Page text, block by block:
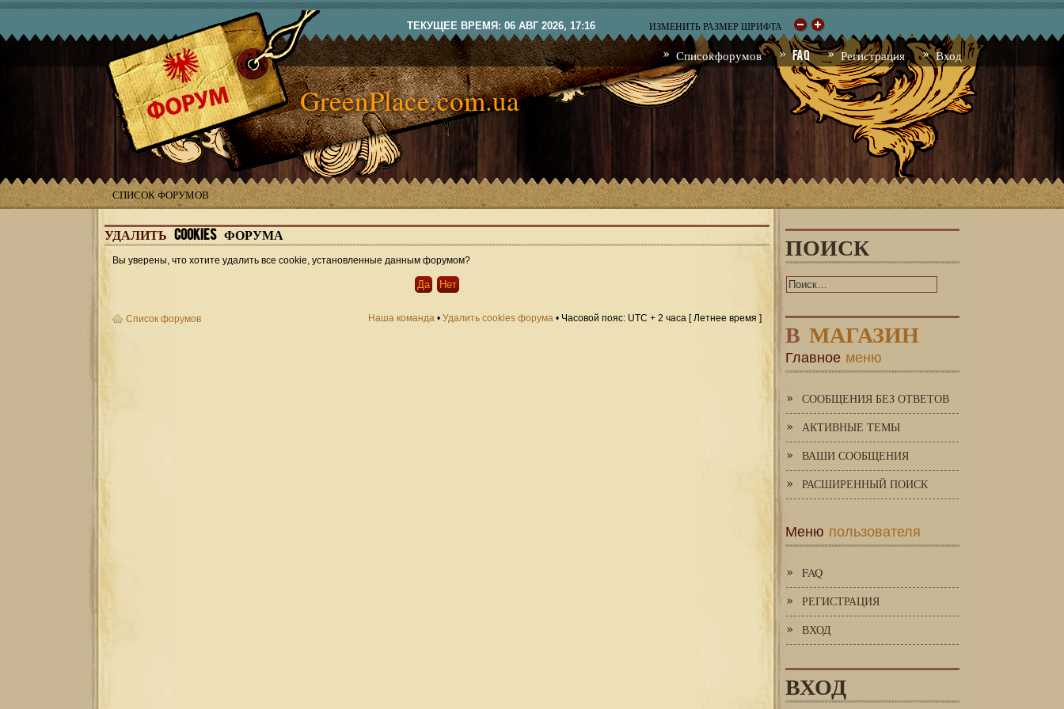
ТЕКУЩЕЕ ВРЕМЯ: 06 АВГ 2026, 17:16 ИЗМЕНИТЬ РАЗМЕР ШРИФТА
Список форумов FAQ Регистрация Вход
GreenPlace.com.ua
СПИСОК ФОРУМОВ
УДАЛИТЬ COOKIES ФОРУМА
Вы уверены, что хотите удалить все cookie, установленные данным форумом?
Список форумов Наша команда • Удалить cookies форума • Часовой пояс: UTC + 2 часа [ Летнее время ]
ПОИСК
В МАГАЗИН
Главное меню
СООБЩЕНИЯ БЕЗ ОТВЕТОВ
АКТИВНЫЕ ТЕМЫ
ВАШИ СООБЩЕНИЯ
РАСШИРЕННЫЙ ПОИСК
Меню пользователя
FAQ
РЕГИСТРАЦИЯ
ВХОД
ВХОД